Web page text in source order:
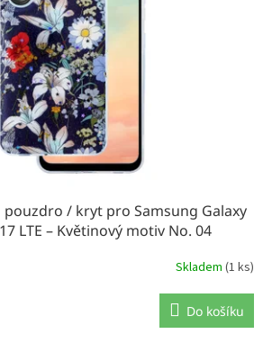
pouzdro / kryt pro Samsung Galaxy
LTE – Květinový motiv No. 04
Skladem (1 ks)
Do košíku